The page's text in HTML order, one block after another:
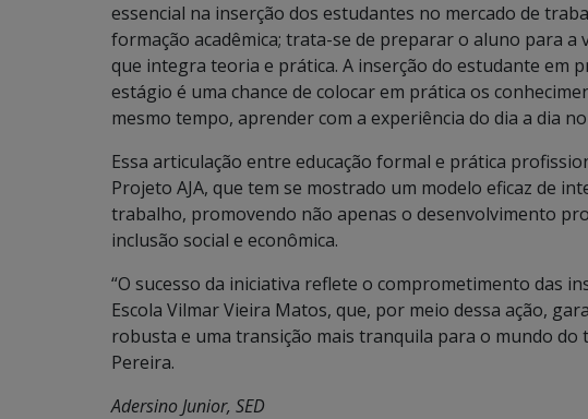
essencial na inserção dos estudantes no mercado de
formação acadêmica; trata-se de preparar o aluno para
que integra teoria e prática. A inserção do estudante em
estágio é uma chance de colocar em prática os
mesmo tempo, aprender com a experiência do dia a dia
Essa articulação entre educação formal e prática
Projeto AJA, que tem se mostrado um modelo eficaz de
trabalho, promovendo não apenas o desenvolvimento
inclusão social e econômica.
“O sucesso da iniciativa reflete o comprometimento das
Escola Vilmar Vieira Matos, que, por meio dessa ação,
robusta e uma transição mais tranquila para o mundo
Pereira.
Adersino Junior, SED